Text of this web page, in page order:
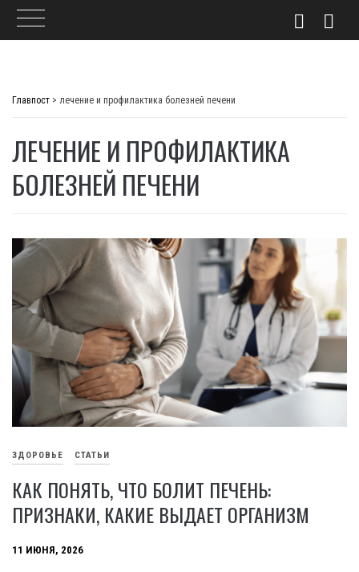
Главпост > лечение и профилактика болезней печени
ЛЕЧЕНИЕ И ПРОФИЛАКТИКА
БОЛЕЗНЕЙ ПЕЧЕНИ
ЗДОРОВЬЕ СТАТЬИ
КАК ПОНЯТЬ, ЧТО БОЛИТ ПЕЧЕНЬ:
ПРИЗНАКИ, КАКИЕ ВЫДАЕТ ОРГАНИЗМ
11 ИЮНЯ, 2026